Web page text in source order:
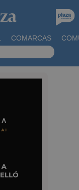
COMARCAS